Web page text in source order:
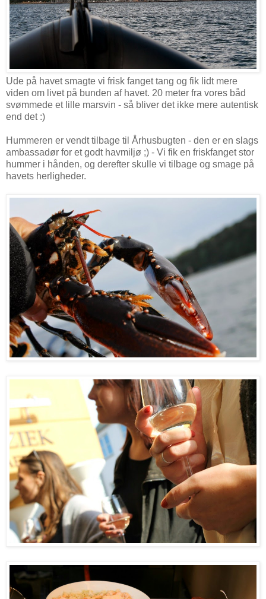
Ude på havet smagte vi frisk fanget tang og fik lidt mere
viden om livet på bunden af havet. 20 meter fra vores båd
svømmede et lille marsvin - så bliver det ikke mere autentisk
end det :)
Hummeren er vendt tilbage til Århusbugten - den er en slags
ambassadør for et godt havmiljø ;) - Vi fik en friskfanget stor
hummer i hånden, og derefter skulle vi tilbage og smage på
havets herligheder.